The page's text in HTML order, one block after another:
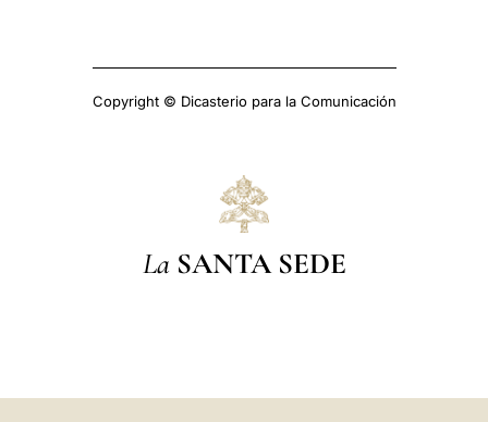
Copyright © Dicasterio para la Comunicación
La SANTA SEDE